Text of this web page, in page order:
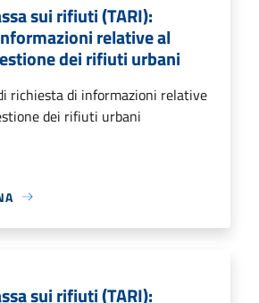
sui rifiuti (TARI):
relative al
dei rifiuti urbani
richiesta di informazioni relative
dei rifiuti urbani
sui rifiuti (TARI):